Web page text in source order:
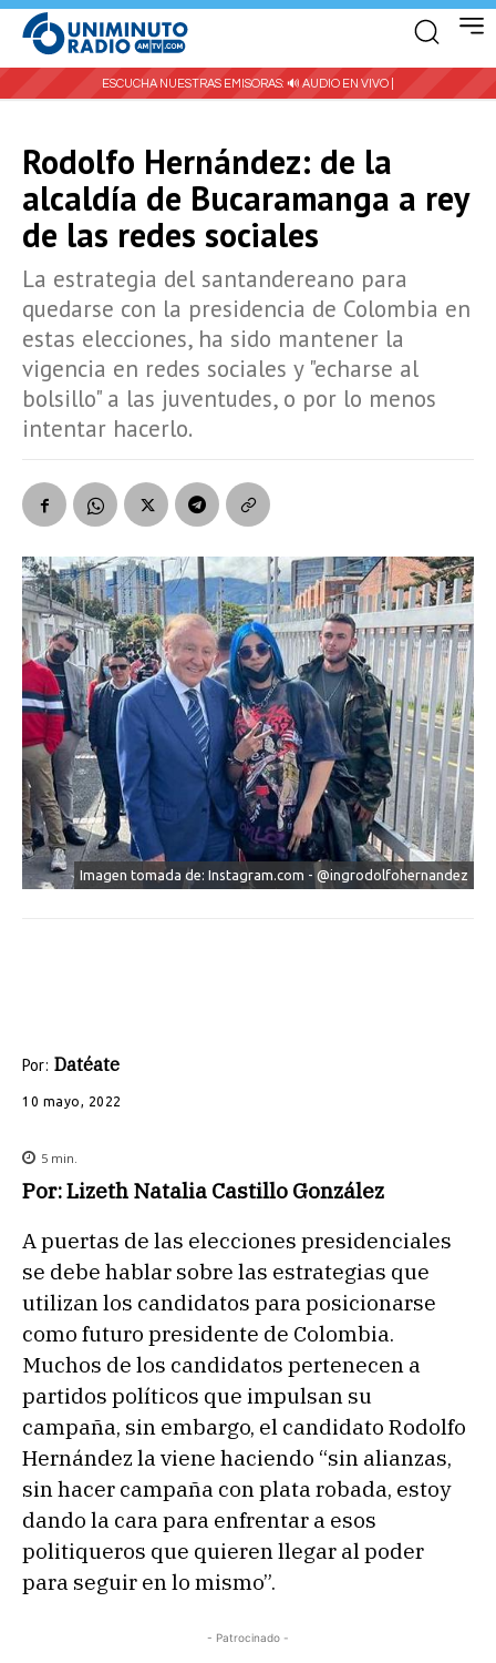
ESCUCHA NUESTRAS EMISORAS: 🔊 AUDIO EN VIVO |
Rodolfo Hernández: de la
alcaldía de Bucaramanga a rey
de las redes sociales
La estrategia del santandereano para
quedarse con la presidencia de Colombia en
estas elecciones, ha sido mantener la
vigencia en redes sociales y "echarse al
bolsillo" a las juventudes, o por lo menos
intentar hacerlo.
Imagen tomada de: Instagram.com - @ingrodolfohernandez
Por: Datéate
10 mayo, 2022
5 min.
Por: Lizeth Natalia Castillo González
A puertas de las elecciones presidenciales
se debe hablar sobre las estrategias que
utilizan los candidatos para posicionarse
como futuro presidente de Colombia.
Muchos de los candidatos pertenecen a
partidos políticos que impulsan su
campaña, sin embargo, el candidato Rodolfo
Hernández la viene haciendo “sin alianzas,
sin hacer campaña con plata robada, estoy
dando la cara para enfrentar a esos
politiqueros que quieren llegar al poder
para seguir en lo mismo”.
- Patrocinado -